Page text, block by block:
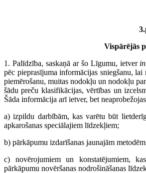
Vispārējās
1. Palīdzība, saskaņā ar šo Līgumu, ietver
pēc pieprasījuma informācijas sniegšanu,
piemērošanu, muitas nodokļu un nodokļu
šādu preču klasifikācijas, vērtības un
Šāda informācija arī ietver, bet
a) izpildu darbībām, kas varētu būt
apkarošanas speciālajiem līdzekļiem;
b) pārkāpumu izdarīšanas jaunajām
c) novērojumiem un konstatējumiem,
pārkāpumu novēršanas nodrošināšanas